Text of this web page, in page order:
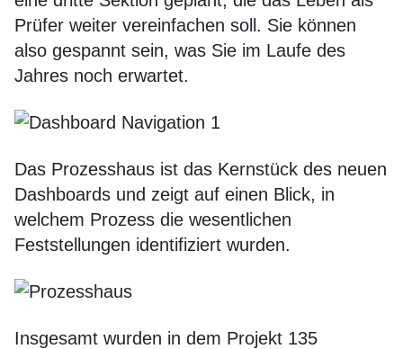
Prüfer weiter vereinfachen soll. Sie können
also gespannt sein, was Sie im Laufe des
Jahres noch erwartet.
Das Prozesshaus ist das Kernstück des neuen
Dashboards und zeigt auf einen Blick, in
welchem Prozess die wesentlichen
Feststellungen identifiziert wurden.
Insgesamt wurden in dem Projekt 135